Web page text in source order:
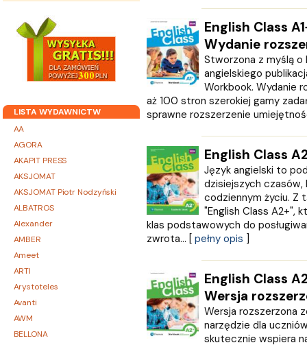
LISTA WYDAWNICTW
AA
AGORA
AKAPIT PRESS
AKSJOMAT
AKSJOMAT Piotr Nodzyński
ALBATROS
Alexander
AMBER
Ameet
ARTI
Arystoteles
Avanti
AWM
BELLONA
English Class
Wydanie
Stworzona z myślą o
angielskiego
Workbook. Wydanie
aż 100 stron szerokiej gamy
sprawne rozszerzenie
English Class
Język angielski to
dzisiejszych
codziennym życiu. Z
"English Class A2+",
klas podstawowych do
zwrota... [ pełny opis ]
English Class
Wersja
Wersja rozszerzona
narzędzie dla
skutecznie wspiera